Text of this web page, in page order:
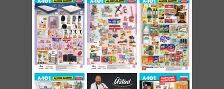
Kadın Ekose Oduncu Gömlek 349 TL
Erkek Ekose Oduncu Gömlek 379 TL
Kadın Kadife Tek Alt 199 TL
Erkek Yarım Fermuarlı Polar 299 Tl
Bebek Fermuarlı Wellsoft Sweatshirt 249 TL
Pierre Cardin Tek Kişilik Yün Yorgan 849 TL
Pierre Cardin Çift Kişilik Yün Torgan 999 TL
Pierre Cardin Yün Yastık 299 TL
Silk&Blue Kız/Erkek Çocuk Soket Çorap 3'lü
59,50 TL
Penti Çocuk Termal Tayt 179 TL
Penti Kadın Termal Külotlu Çorap 219 TL